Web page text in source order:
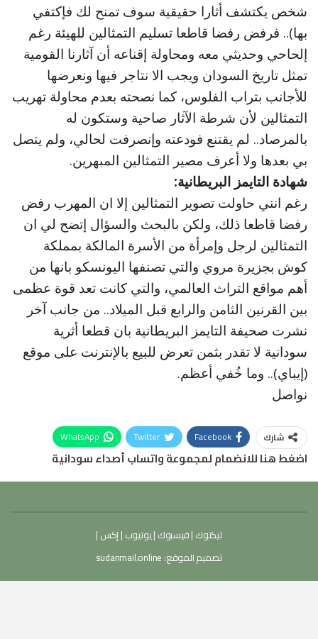
شخص يكتشف أثارا حقيقية سوف تمنح لك فإكتفي
بها).. فرفض رفضا قاطعا تسليم التمثالين للهيئة رغم
إلحاحي وحديثي معه ومحاولة إقناعه أن آثارنا القومية
تمثل تاريخ السودان ويجب الا نتاجر فيها ونعرضها
للأجانب بتراب الفلوس، كما نصحته بعدم محاولة تهريب
التمثالين لأن شرطة الآثار صاحية وستكون له
بالمرصاد.. لم يقتنع فودعته وإنصرفت لحالي، ولم يتصل
بي بعدها ولا أعرف مصير التمثالين المبهرين.
شهادة التايمز البريطانية:
رغم انني حاولت تصوير التمثالين إلا ان المهرب رفض
رفضا قاطعا ذلك، ولكن بالبحث والسؤال إتضح لي ان
التمثالين لرجل وإمرأة من الأسرة المالكة بمملكة
كوش بجزيرة مروي والتي تصنفها اليونسكو بانها من
أهم مواقع التراث العالمي، والتي كانت تعد قوة عظمى
بين القرنين الثامن والرابع قبل الميلاد.. من جانب آخر
نشرت صحيفة التايمز البريطانية بان قطعا أثرية
سودانية لا تقدر بثمن تعرض للبيع بالإنترنت على موقع
(إيباي).. وما خُفي أعظم.
نواصل
شارك Facebook
Twitter
WhatsApp
اضغط هنا للانضمام لمجموعة واتساب أصداء سودانية
تيكتوك |فيسبوك |يوتيوب |إكس |
تصميم الموقع: sudanmail.online